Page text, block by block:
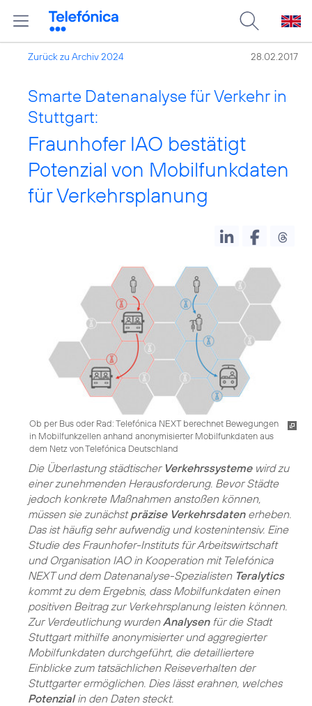
Zurück zu Archiv 2024 28.02.2017
Smarte Datenanalyse für Verkehr in
Stuttgart:
Fraunhofer IAO bestätigt
Potenzial von Mobilfunkdaten
für Verkehrsplanung
Ob per Bus oder Rad: Telefónica NEXT berechnet Bewegungen
in Mobilfunkzellen anhand anonymisierter Mobilfunkdaten aus
dem Netz von Telefónica Deutschland
Die Überlastung städtischer Verkehrssystemewird zu
einer zunehmenden Herausforderung. Bevor Städte
jedoch konkrete Maßnahmen anstoßen können,
müssen sie zunächstpräzise Verkehrsdatenerheben.
Das ist häufig sehr aufwendig und kostenintensiv. Eine
Studie des Fraunhofer-Instituts für Arbeitswirtschaft
und Organisation IAO in Kooperation mit Telefónica
NEXT und dem Datenanalyse-Spezialisten Teralytics
kommt zu dem Ergebnis, dass Mobilfunkdaten einen
positiven Beitrag zur Verkehrsplanung leisten können.
Zur Verdeutlichung wurdenAnalysenfür die Stadt
Stuttgart mithilfe anonymisierter und aggregierter
Mobilfunkdaten durchgeführt, die detailliertere
Einblicke zum tatsächlichen Reiseverhalten der
Stuttgarter ermöglichen. Dies lässt erahnen, welches
Potenzialin den Daten steckt.